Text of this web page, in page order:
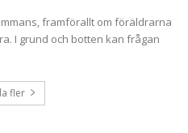
framförallt om föräldrarna
I grund och botten kan frågan
fler